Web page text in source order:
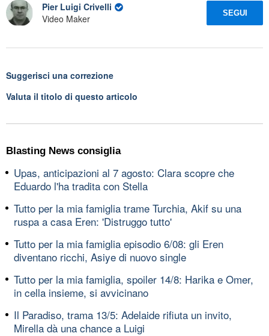
Pier Luigi Crivelli
Video Maker
SEGUI
Suggerisci una correzione
Valuta il titolo di questo articolo
Blasting News consiglia
Upas, anticipazioni al 7 agosto: Clara scopre che
Eduardo l'ha tradita con Stella
Tutto per la mia famiglia trame Turchia, Akif su una
ruspa a casa Eren: 'Distruggo tutto'
Tutto per la mia famiglia episodio 6/08: gli Eren
diventano ricchi, Asiye di nuovo single
Tutto per la mia famiglia, spoiler 14/8: Harika e Omer,
in cella insieme, si avvicinano
Il Paradiso, trama 13/5: Adelaide rifiuta un invito,
Mirella dà una chance a Luigi